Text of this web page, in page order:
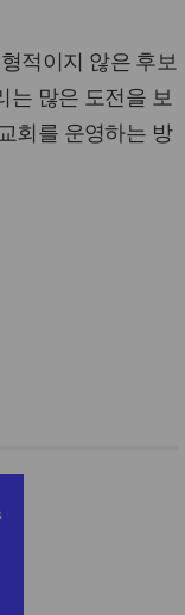
적이지 않은 후보
는 많은 도전을 보
회를 운영하는 방